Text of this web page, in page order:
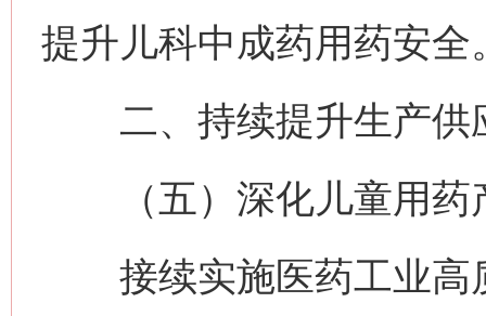
提升儿科中成药用药安全
二、持续提升生产供
（五）深化儿童用药
接续实施医药工业高